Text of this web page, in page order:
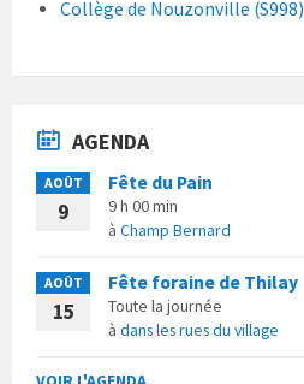
Collège de Nouzonville (S998)
AGENDA
AOÛT
9
Fête du Pain
9 h 00 min
à Champ Bernard
AOÛT
15
Fête foraine de Thilay
Toute la journée
à dans les rues du village